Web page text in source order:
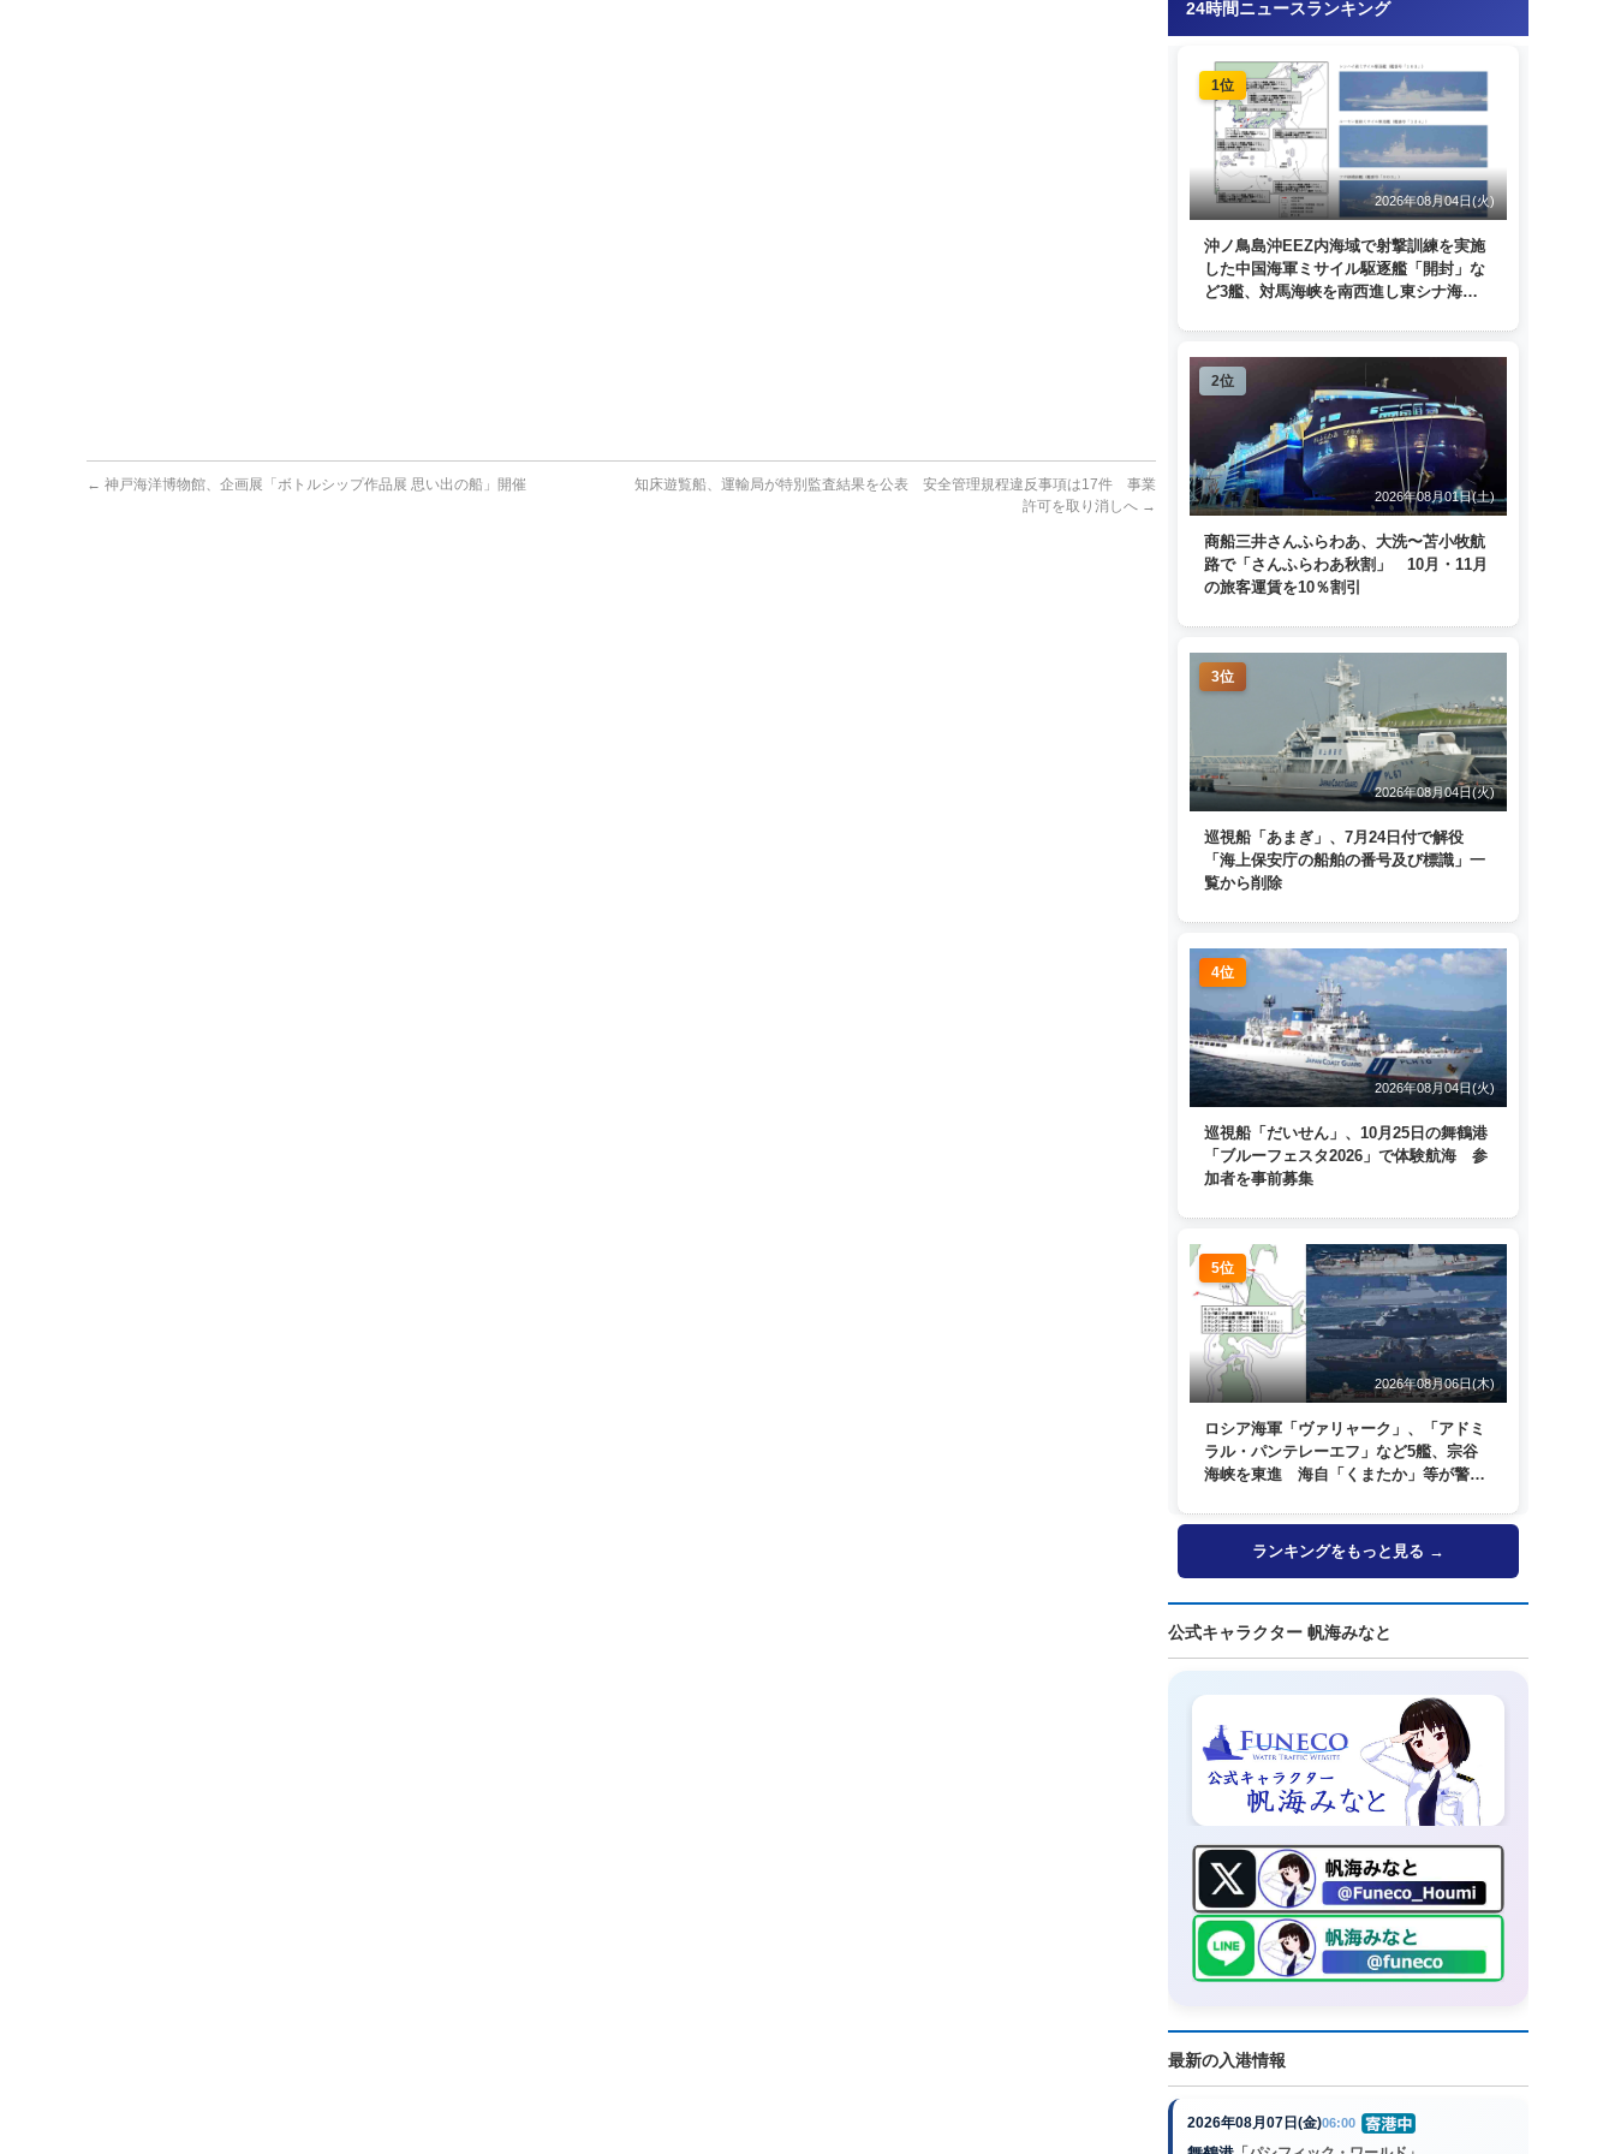
← 神戸海洋博物館、企画展「ボトルシップ作品展 思い出の船」開催
知床遊覧船、運輸局が特別監査結果を公表 安全管理規程違反事項は17件 事業
許可を取り消しへ →
24時間ニュースランキング
1位
2026年08月04日(火)
沖ノ鳥島沖EEZ内海域で射撃訓練を実施
した中国海軍ミサイル駆逐艦「開封」な
ど3艦、対馬海峡を南西進し東シナ海
2位
2026年08月01日(土)
商船三井さんふらわあ、大洗〜苫小牧航
路で「さんふらわあ秋割」 10月・11月
の旅客運賃を10％割引
3位
2026年08月04日(火)
巡視船「あまぎ」、7月24日付で解役
「海上保安庁の船舶の番号及び標識」一
覧から削除
4位
2026年08月04日(火)
巡視船「だいせん」、10月25日の舞鶴港
「ブルーフェスタ2026」で体験航海 参
加者を事前募集
5位
2026年08月06日(木)
ロシア海軍「ヴァリャーク」、「アドミ
ラル・パンテレーエフ」など5艦、宗谷
海峡を東進 海自「くまたか」等が警戒
ランキングをもっと見る →
公式キャラクター 帆海みなと
最新の入港情報
2026年08月07日(金)06:00